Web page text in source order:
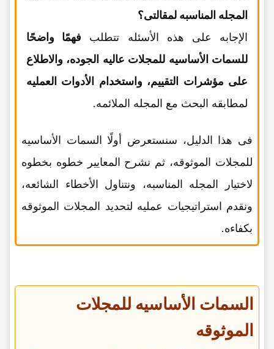
المجله المناسبه لمقالتی؟
الإجابه على هذه الأسئله تتطلب فهمًا واضحًا
للسمات الأساسیه للمجلات عالیه الجوده، والاطلاع
على مؤشرات التقییم، واستخدام الأدوات العملیه
لمطابقه البحث مع المجله الملائمه.
فی هذا الدلیل، سنستعرض أولًا السمات الأساسیه
للمجلات الموثوقه، ثم نشرح المعاییر خطوه بخطوه
لاختیار المجله المناسبه، ونتناول الأخطاء الشائعه،
ونقدم استراتیجیات عملیه لتحدید المجلات الموثوقه
بکفاءه.
السمات الأساسیه للمجلات
الموثوقه